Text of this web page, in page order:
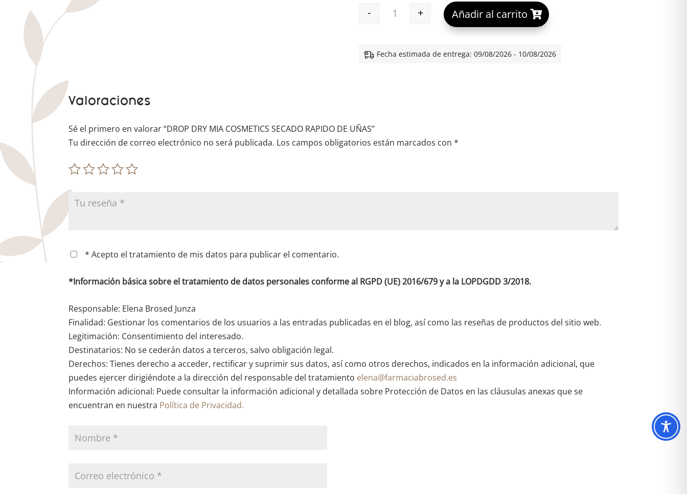
DROP DRY MIA COSMETICS SECADO RAPIDO DE UÑAS cantidad
- + Añadir al carrito
A
e
Fecha estimada de entrega: 09/08/2026 - 10/08/2026
Valoraciones
Sé el primero en valorar “DROP DRY MIA COSMETICS SECADO RAPIDO DE UÑAS”
Tu dirección de correo electrónico no será publicada. Los campos obligatorios están marcados con*
* Acepto el tratamiento de mis datos para publicar el comentario.
*Información básica sobre el tratamiento de datos personales conforme al RGPD (UE) 2016/679 y a la LOPDGDD 3/2018.
Responsable: Elena Brosed Junza
Finalidad: Gestionar los comentarios de los usuarios a las entradas publicadas en el blog, así como las reseñas de productos del sitio web.
Legitimación: Consentimiento del interesado.
Destinatarios: No se cederán datos a terceros, salvo obligación legal.
Derechos: Tienes derecho a acceder, rectificar y suprimir sus datos, así como otros derechos, indicados en la información adicional, que
puedes ejercer dirigiéndote a la dirección del responsable del tratamiento elena@farmaciabrosed.es
Información adicional: Puede consultar la información adicional y detallada sobre Protección de Datos en las cláusulas anexas que se
encuentran en nuestra Política de Privacidad.